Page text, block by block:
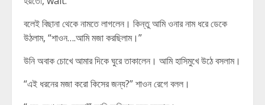
বলেই বিছানা থেকে নামতে লাগলেন। কিন্তু আমি ওনার নাম ধরে ডেকে
উঠলাম, “শাওন….আমি মজা করছিলাম।”
উনি অবাক চোখে আমার দিকে ঘুরে তাকালেন। আমি হাসিমুখে উঠে বসলাম।
“এই ধরনের মজা করো কিসের জন্য?” শাওন রেগে বলল।